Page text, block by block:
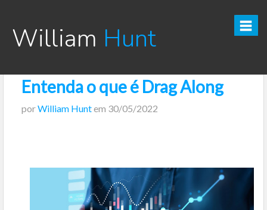
William Hunt
CURSO TESOURO DIRETO PRO
Entenda o que é Drag Along
porWilliam Huntem 30/05/2022